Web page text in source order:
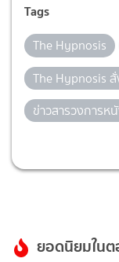
Tags
The Hypnosis
The Hypnosis
ข่าวสารวงการห
ยอดนิยมใน